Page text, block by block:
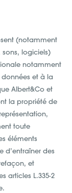
(notamment
logiciels)
notamment
et à la
Albert&Co et
la propriété de
toute
éléments
d’entraîner des
et
articles L.335-2